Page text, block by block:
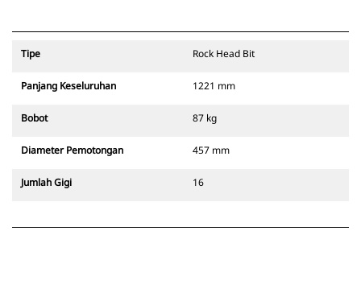
Tipe Rock Head Bit
Panjang Keseluruhan 1221 mm
Bobot 87 kg
Diameter Pemotongan 457 mm
Jumlah Gigi 16